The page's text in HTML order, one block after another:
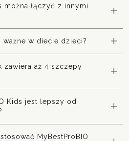
można łączyć z innymi
w diecie dzieci?
aż 4 szczepy
Kids jest lepszy od
MyBestProBIO